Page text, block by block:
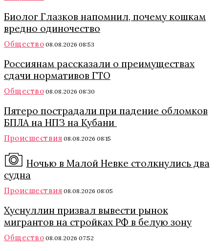
Биолог Глазков напомнил, почему кошкам
вредно одиночество
Общество 08.08.2026 08:53
Россиянам рассказали о преимуществах
сдачи нормативов ГТО
Общество 08.08.2026 08:30
Пятеро пострадали при падение обломков
БПЛА на НПЗ на Кубани
Происшествия 08.08.2026 08:15
Ночью в Малой Невке столкнулись два
судна
Происшествия 08.08.2026 08:05
Хуснуллин призвал вывести рынок
мигрантов на стройках РФ в белую зону
Общество 08.08.2026 07:52